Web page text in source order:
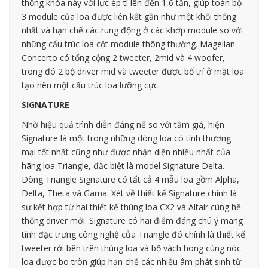
thống khóa này với lực ép tì lên đến 1,6 tấn, giúp toàn bộ
3 module của loa được liên kết gần như một khối thống
nhất và hạn chế các rung động ở các khớp module so với
những cấu trúc loa cột module thông thường. Magellan
Concerto có tổng cộng 2 tweeter, 2mid và 4 woofer,
trong đó 2 bộ driver mid và tweeter được bố trí ở mặt loa
tạo nên một cấu trúc loa lưỡng cực.
SIGNATURE
Nhờ hiệu quả trình diễn đáng nể so với tầm giá, hiện
Signature là một trong những dòng loa có tính thương
mại tốt nhất cũng như được nhận diện nhiều nhất của
hãng loa Triangle, đặc biệt là model Signature Delta.
Dòng Triangle Signature có tất cả 4 mẫu loa gồm Alpha,
Delta, Theta và Gama. Xét về thiết kế Signature chính là
sự kết hợp từ hai thiết kế thùng loa CX2 và Altair cùng hệ
thống driver mới. Signature có hai điểm đáng chú ý mang
tính đặc trưng công nghệ của Triangle đó chính là thiết kế
tweeter rời bên trên thùng loa và bộ vách hong cùng nóc
loa được bo tròn giúp hạn chế các nhiễu âm phát sinh từ